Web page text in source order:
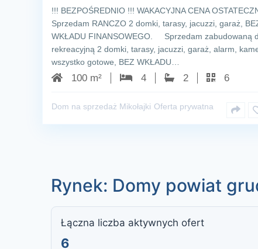
!!! BEZPOŚREDNIO !!! WAKACYJNA CENA
Sprzedam RANCZO 2 domki, tarasy, jacuzzi, garaż,
WKŁADU FINANSOWEGO. Sprzedam zabudowaną
rekreacyjną 2 domki, tarasy, jacuzzi, garaż, alarm,
wszystko gotowe, BEZ WKŁADU…
100 m² 4 2 6
Dom na sprzedaż Mikołajki Oferta prywatna
Rynek: Domy powiat
Łączna liczba aktywnych ofert
6